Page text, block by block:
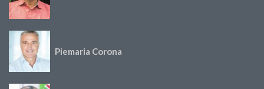
Piemaria Corona